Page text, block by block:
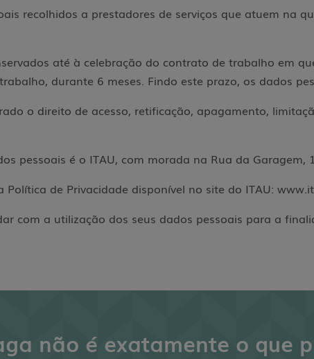
recolhidos a prestadores de serviços que atuem na
até à celebração do contrato de trabalho em
durante 6 meses. Findo este prazo, os dados
o direito de acesso, retificação, apagamento,
pessoais é o ITAU, com morada na Rua da
Política de Privacidade disponível no site do ITAU:
com a utilização dos seus dados pessoais para a
não é exatamente o que